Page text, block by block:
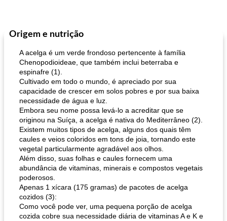
Origem e nutrição
A acelga é um verde frondoso pertencente à família
Chenopodioideae, que também inclui beterraba e
espinafre (1).
Cultivado em todo o mundo, é apreciado por sua
capacidade de crescer em solos pobres e por sua baixa
necessidade de água e luz.
Embora seu nome possa levá-lo a acreditar que se
originou na Suíça, a acelga é nativa do Mediterrâneo (2).
Existem muitos tipos de acelga, alguns dos quais têm
caules e veios coloridos em tons de joia, tornando este
vegetal particularmente agradável aos olhos.
Além disso, suas folhas e caules fornecem uma
abundância de vitaminas, minerais e compostos vegetais
poderosos.
Apenas 1 xícara (175 gramas) de pacotes de acelga
cozidos (3):
Como você pode ver, uma pequena porção de acelga
cozida cobre sua necessidade diária de vitaminas A e K e